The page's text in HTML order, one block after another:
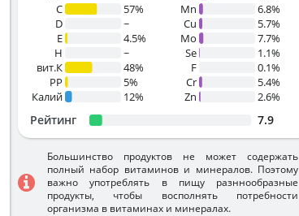
C
57%
D
~
E
4.5%
H
~
вит.К
48%
PP
5%
Калий
12%
Mn
6.8%
Cu
5.7%
Mo
7.7%
Se
1.1%
F
0.1%
Cr
5.4%
Zn
2.6%
Рейтинг 7.9
Большинство продуктов не может содержать
полный набор витаминов и минералов. Поэтому
важно употреблять в пищу разннообразные
продукты, чтобы восполнять потребности
организма в витаминах и минералах.